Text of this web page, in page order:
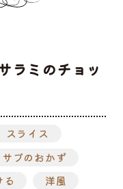
ラミのチョッ
スライス
サブのおかず
る
洋風